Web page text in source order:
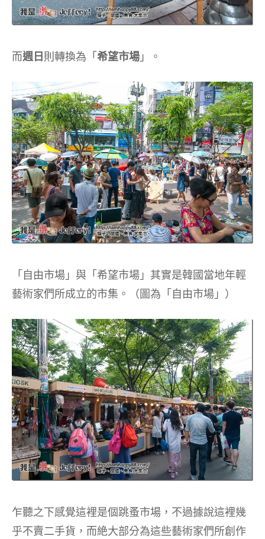
而週日 則轉換為「希望市場 」。
「自由市場」與「希望市場」其實是韓國當地年輕
藝術家們所成立的市集。（圖為「自由市場」）
乍聽之下感覺這裡是個跳蚤市場，不過據說這裡幾
乎不賣二手貨，而絶大部分為這些藝術家們所創作